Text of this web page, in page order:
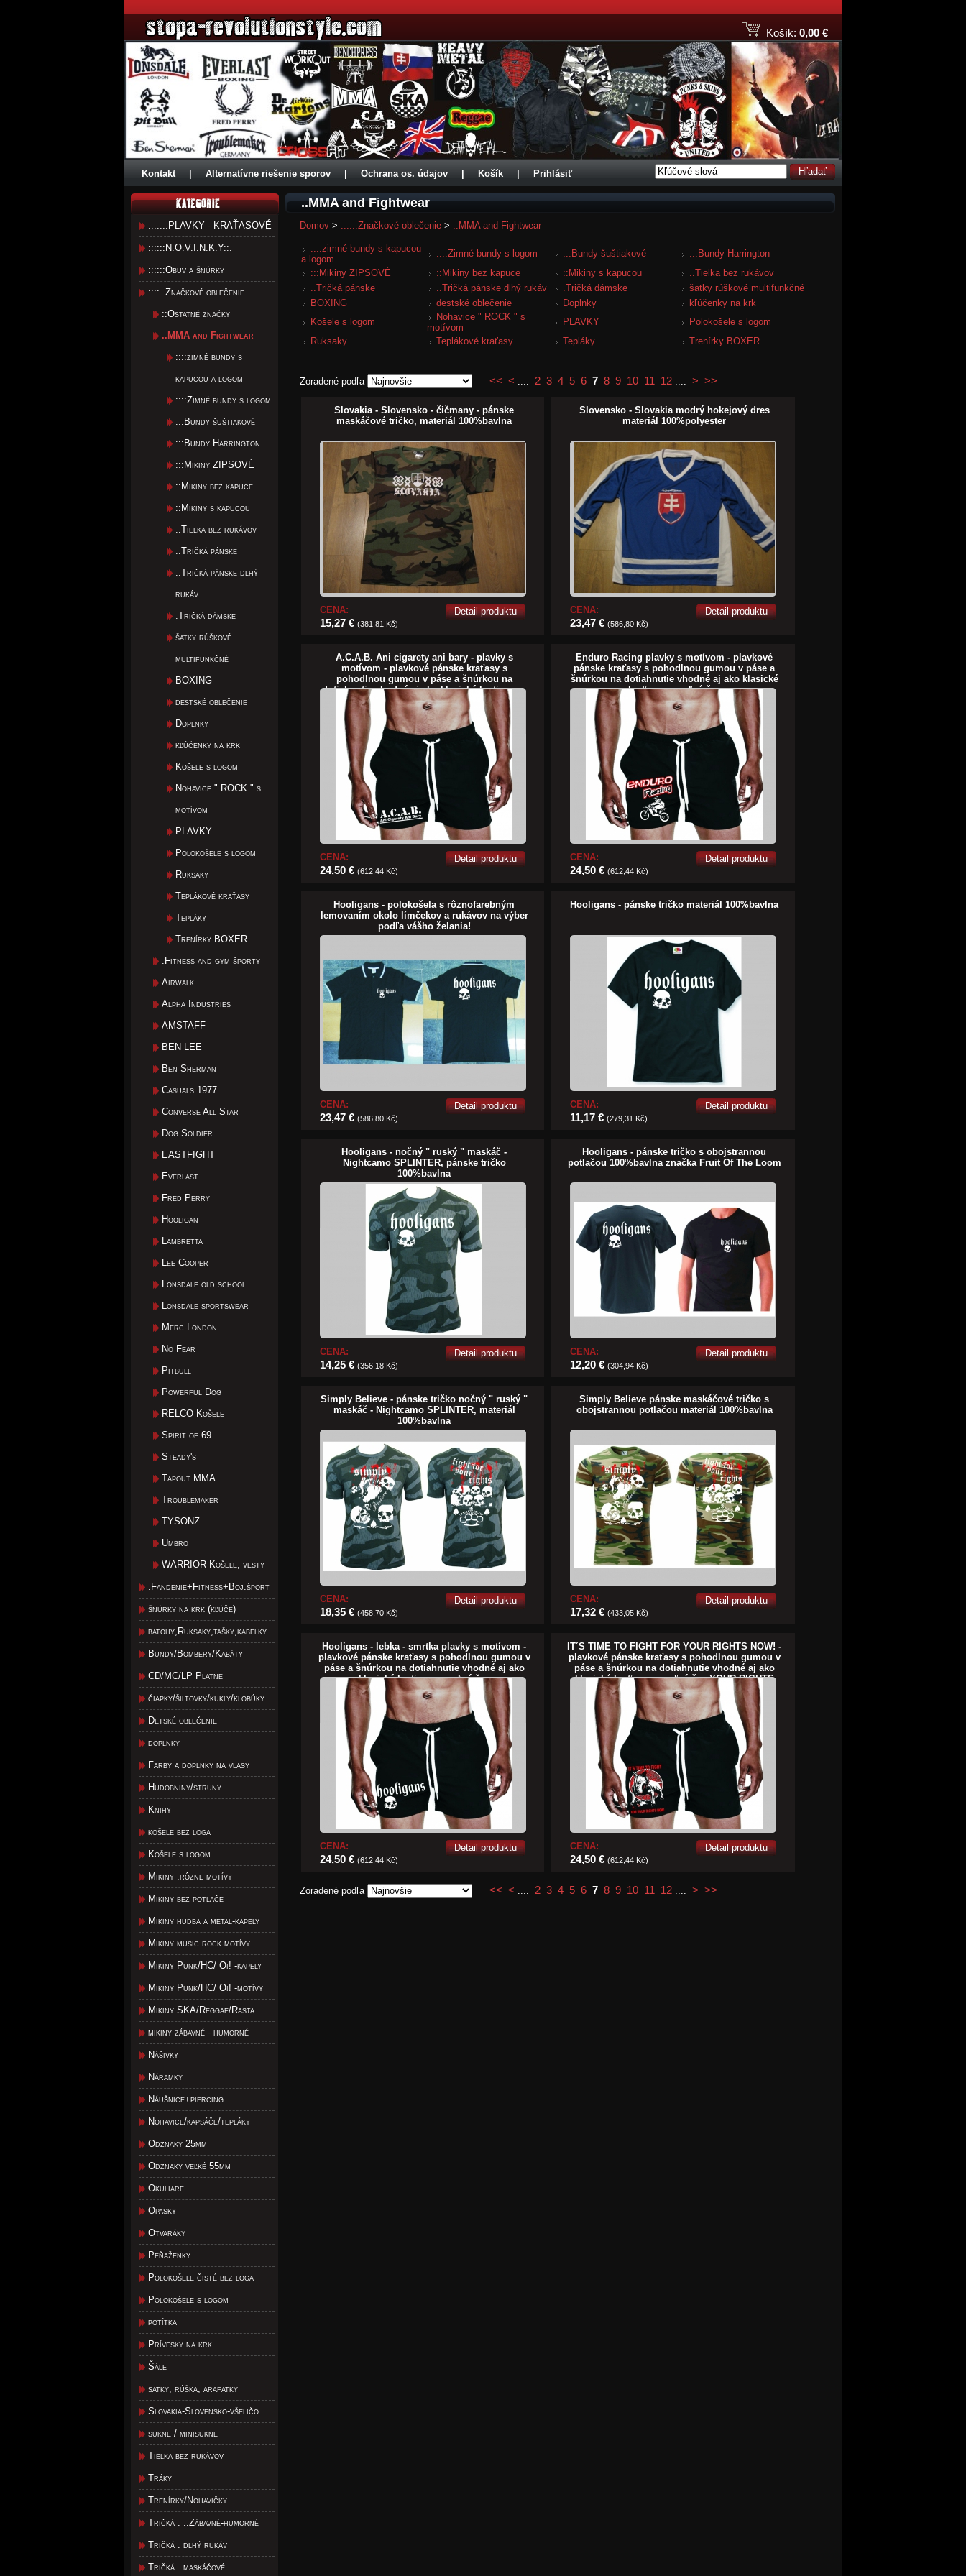
Košík: 0,00 €
Kontakt Alternatívne riešenie sporov Ochrana os. údajov Košík Prihlásiť Hľadať
:::::::PLAVKY - KRAŤASOVÉ
::::::N.O.V.I.N.K.Y::.
::::::Obuv a šnúrky
::::..Značkové oblečenie
::Ostatné značky
..MMA and Fightwear
::::zimné bundy s
kapucou a logom
::::Zimné bundy s logom
:::Bundy šuštiakové
:::Bundy Harrington
:::Mikiny ZIPSOVÉ
::Mikiny bez kapuce
::Mikiny s kapucou
..Tielka bez rukávov
..Tričká pánske
..Tričká pánske dlhý
rukáv
.Tričká dámske
šatky rúškové
multifunkčné
BOXING
destské oblečenie
Doplnky
kľúčenky na krk
Košele s logom
Nohavice " ROCK " s
motívom
PLAVKY
Polokošele s logom
Ruksaky
Teplákové kraťasy
Tepláky
Trenírky BOXER
.Fitness and gym športy
Airwalk
Alpha Industries
AMSTAFF
BEN LEE
Ben Sherman
Casuals 1977
Converse All Star
Dog Soldier
EASTFIGHT
Everlast
Fred Perry
Hooligan
Lambretta
Lee Cooper
Lonsdale old school
Lonsdale sportswear
Merc-London
No Fear
Pitbull
Powerful Dog
RELCO Košele
Spirit of 69
Steady's
Tapout MMA
Troublemaker
TYSONZ
Umbro
WARRIOR Košele, vesty
.Fandenie+Fitness+Boj.šport
šnúrky na krk (kľúče)
batohy,Ruksaky,tašky,kabelky
Bundy/Bombery/Kabáty
CD/MC/LP Platne
čiapky/šiltovky/kukly/klobúky
Detské oblečenie
doplnky
Farby a doplnky na vlasy
Hudobniny/struny
Knihy
košele bez loga
Košele s logom
Mikiny .rôzne motívy
Mikiny bez potlače
Mikiny hudba a metal-kapely
Mikiny music rock-motívy
Mikiny Punk/HC/ Oi! -kapely
Mikiny Punk/HC/ Oi! -motívy
Mikiny SKA/Reggae/Rasta
mikiny zábavné - humorné
Nášivky
Náramky
Náušnice+piercing
Nohavice/kapsáče/tepláky
Odznaky 25mm
Odznaky veľké 55mm
Okuliare
Opasky
Otvaráky
Peňaženky
Polokošele čisté bez loga
Polokošele s logom
potítka
Prívesky na krk
Šále
satky, rúška, arafatky
Slovakia-Slovensko-všeličo..
sukne / minisukne
Tielka bez rukávov
Tráky
Trenírky/Nohavičky
Tričká . ..Zábavné-humorné
Tričká . dlhý rukáv
Tričká . maskáčové
..MMA and Fightwear
Domov > ::::..Značkové oblečenie > ..MMA and Fightwear
::::zimné bundy s kapucou
a logom
::::Zimné bundy s logom :::Bundy šuštiakové
:::Bundy Harrington
:::Mikiny ZIPSOVÉ
::Mikiny bez kapuce ::Mikiny s kapucou
..Tielka bez rukávov
..Tričká pánske
..Tričká pánske dlhý rukáv .Tričká dámske
šatky rúškové multifunkčné
BOXING
destské oblečenie Doplnky
kľúčenky na krk
Košele s logom
Nohavice " ROCK " s
motívom
PLAVKY
Polokošele s logom
Ruksaky
Teplákové kraťasy Tepláky Trenírky BOXER
Zoradené podľa << < .... 2 3 4 5 6 7 8 9 10 11 12 .... > >>
Slovakia - Slovensko - čičmany - pánske
maskáčové tričko, materiál 100%bavlna
CENA:
15,27 € (381,81 Kč)
Detail produktu
Slovensko - Slovakia modrý hokejový dres
materiál 100%polyester
CENA:
23,47 €(586,80 Kč)
Detail produktu
A.C.A.B. Ani cigarety ani bary - plavky s
motívom - plavkové pánske kraťasy s
pohodlnou gumou v páse a šnúrkou na
dotiahnutie vhodné aj ako klasické kraťasy na
voľný čas
CENA:
24,50 € (612,44 Kč)
Detail produktu
Enduro Racing plavky s motívom - plavkové
pánske kraťasy s pohodlnou gumou v páse a
šnúrkou na dotiahnutie vhodné aj ako klasické
kraťasy na voľný čas
CENA:
24,50 €(612,44 Kč)
Detail produktu
Hooligans - polokošela s rôznofarebným
lemovaním okolo límčekov a rukávov na výber
podľa vášho želania!
CENA:
23,47 € (586,80 Kč)
Detail produktu
Hooligans - pánske tričko materiál 100%bavlna
CENA:
11,17 €(279,31 Kč)
Detail produktu
Hooligans - nočný " ruský " maskáč -
Nightcamo SPLINTER, pánske tričko
100%bavlna
CENA:
14,25 € (356,18 Kč)
Detail produktu
Hooligans - pánske tričko s obojstrannou
potlačou 100%bavlna značka Fruit Of The Loom
CENA:
12,20 €(304,94 Kč)
Detail produktu
Simply Believe - pánske tričko nočný " ruský "
maskáč - Nightcamo SPLINTER, materiál
100%bavlna
CENA:
18,35 € (458,70 Kč)
Detail produktu
Simply Believe pánske maskáčové tričko s
obojstrannou potlačou materiál 100%bavlna
CENA:
17,32 €(433,05 Kč)
Detail produktu
Hooligans - lebka - smrtka plavky s motívom -
plavkové pánske kraťasy s pohodlnou gumou v
páse a šnúrkou na dotiahnutie vhodné aj ako
klasické kraťasy na voľný čas
CENA:
24,50 € (612,44 Kč)
Detail produktu
IT´S TIME TO FIGHT FOR YOUR RIGHTS NOW! -
plavkové pánske kraťasy s pohodlnou gumou v
páse a šnúrkou na dotiahnutie vhodné aj ako
klasické kraťasy na voľný čas YOUR RIGHTS
NOW!
CENA:
24,50 €(612,44 Kč)
Detail produktu
Zoradené podľa << < .... 2 3 4 5 6 7 8 9 10 11 12 .... > >>